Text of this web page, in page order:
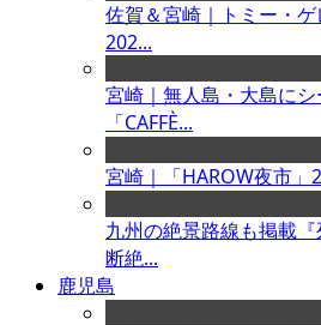
佐賀＆宮崎｜トミー・
202...
宮崎｜無人島・大島に
「CAFFÈ...
宮崎｜「HAROW夜市」
九州の絶景路線も掲載
断絶...
鹿児島